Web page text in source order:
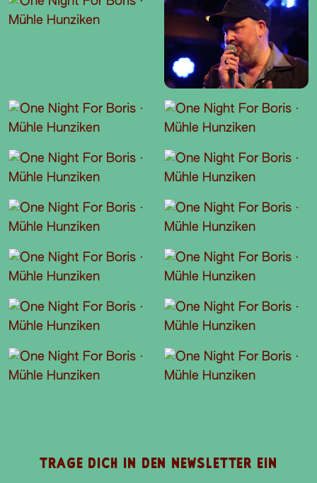
TRAGE DICH IN DEN NEWSLETTER EIN